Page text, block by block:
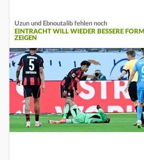
Uzun und Ebnoutalib fehlen noch
EINTRACHT WILL WIEDER BESSERE FORM
ZEIGEN